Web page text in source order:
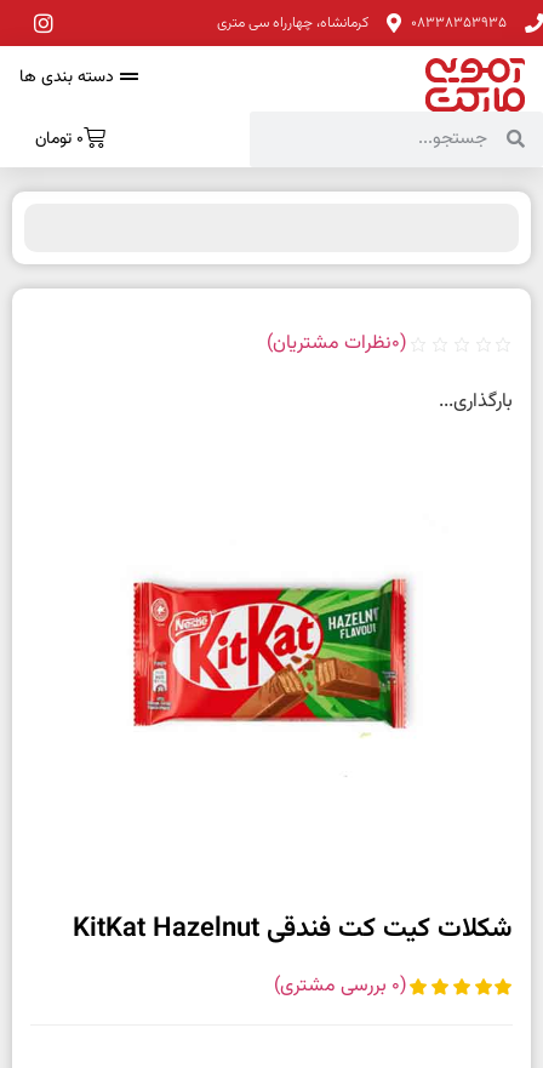
08338353935 کرمانشاه، چهارراه سی متری
دسته بندی ها
0 تومان
(
0نظرات مشتریان)
بارگذاری...
شکلات کیت کت فندقی KitKat Hazelnut
(
0 بررسی مشتری)